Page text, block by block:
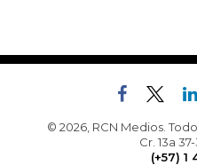
© 2026, RCN Medios.
Cr. 13a
(+57) 1